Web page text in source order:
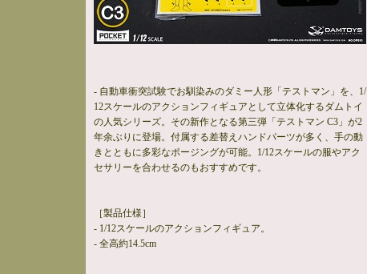
- 自動車衝突試験でお馴染みのダミー人形「テストマン」を、1/
12スケールのアクションフィギュアとして立体化するダムトイ
の人気シリーズ。その新作となる第三弾「テストマン C3」が2
年余ぶりに登場。付属する差替えハンドパーツが多く、手の動
きとともに多彩なポージングが可能。1/12スケールの服やアク
セサリーを合わせるのもおすすめです。
［製品仕様］
- 1/12スケールのアクションフィギュア。
- 全高約14.5cm